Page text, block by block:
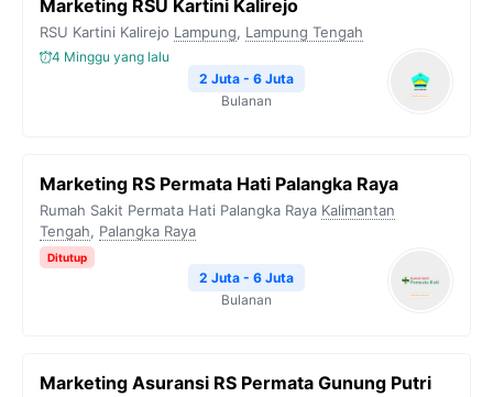
Marketing RSU Kartini Kalirejo
RSU Kartini Kalirejo Lampung, Lampung Tengah
4 Minggu yang lalu
2 Juta - 6 Juta
Bulanan
Marketing RS Permata Hati Palangka Raya
Rumah Sakit Permata Hati Palangka Raya Kalimantan
Tengah, Palangka Raya
Ditutup
2 Juta - 6 Juta
Bulanan
Marketing Asuransi RS Permata Gunung Putri